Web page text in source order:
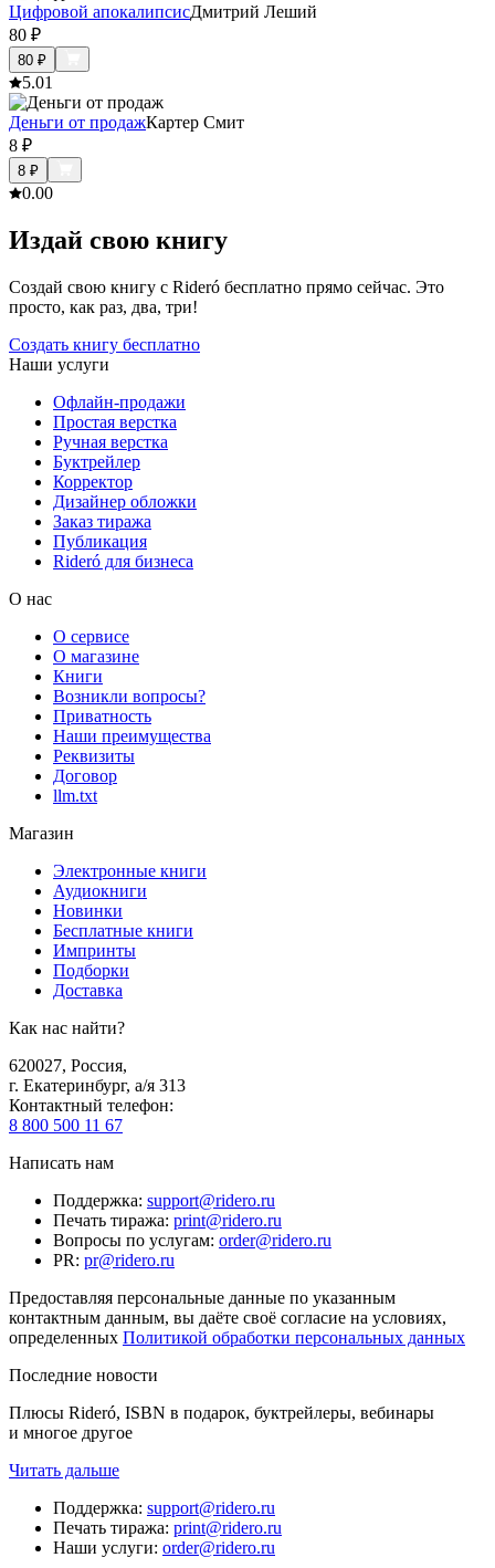
Цифровой апокалипсисДмитрий Леший
80 ₽
80 ₽
5.01
Деньги от продажКартер Смит
8 ₽
8 ₽
0.00
Издай свою книгу
Создай свою книгу с Rideró бесплатно прямо сейчас. Это
просто, как раз, два, три!
Создать книгу бесплатно
Наши услуги
Офлайн-продажи
Простая верстка
Ручная верстка
Буктрейлер
Корректор
Дизайнер обложки
Заказ тиража
Публикация
Rideró для бизнеса
О нас
О сервисе
О магазине
Книги
Возникли вопросы?
Приватность
Наши преимущества
Реквизиты
Договор
llm.txt
Магазин
Электронные книги
Аудиокниги
Новинки
Бесплатные книги
Импринты
Подборки
Доставка
Как нас найти?
620027, Россия,
г. Екатеринбург, а/я 313
Контактный телефон:
8 800 500 11 67
Написать нам
Поддержка: support@ridero.ru
Печать тиража: print@ridero.ru
Вопросы по услугам: order@ridero.ru
PR: pr@ridero.ru
Предоставляя персональные данные по указанным
контактным данным, вы даёте своё согласие на условиях,
определенных Политикой обработки персональных данных
Последние новости
Плюсы Rideró, ISBN в подарок, буктрейлеры, вебинары
и многое другое
Читать дальше
Поддержка: support@ridero.ru
Печать тиража: print@ridero.ru
Наши услуги: order@ridero.ru